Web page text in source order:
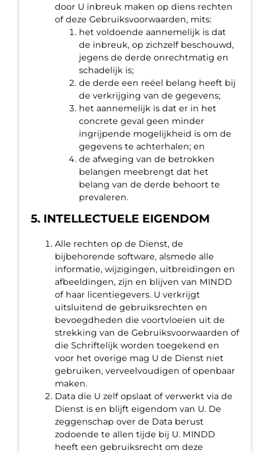
door U inbreuk maken op diens rechten
of deze Gebruiksvoorwaarden, mits:
het voldoende aannemelijk is dat
de inbreuk, op zichzelf beschouwd,
jegens de derde onrechtmatig en
schadelijk is;
de derde een reëel belang heeft bij
de verkrijging van de gegevens;
het aannemelijk is dat er in het
concrete geval geen minder
ingrijpende mogelijkheid is om de
gegevens te achterhalen; en
de afweging van de betrokken
belangen meebrengt dat het
belang van de derde behoort te
prevaleren.
5. INTELLECTUELE EIGENDOM
Alle rechten op de Dienst, de
bijbehorende software, alsmede alle
informatie, wijzigingen, uitbreidingen en
afbeeldingen, zijn en blijven van MINDD
of haar licentiegevers. U verkrijgt
uitsluitend de gebruiksrechten en
bevoegdheden die voortvloeien uit de
strekking van de Gebruiksvoorwaarden of
die Schriftelijk worden toegekend en
voor het overige mag U de Dienst niet
gebruiken, verveelvoudigen of openbaar
maken.
Data die U zelf opslaat of verwerkt via de
Dienst is en blijft eigendom van U. De
zeggenschap over de Data berust
zodoende te allen tijde bij U. MINDD
heeft een gebruiksrecht om deze